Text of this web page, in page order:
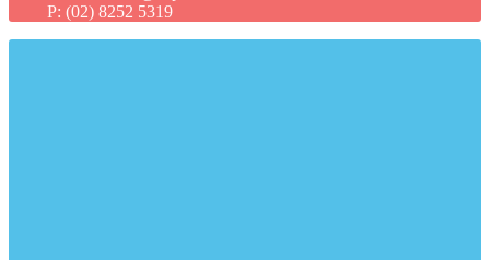
P: (02) 8252 5319